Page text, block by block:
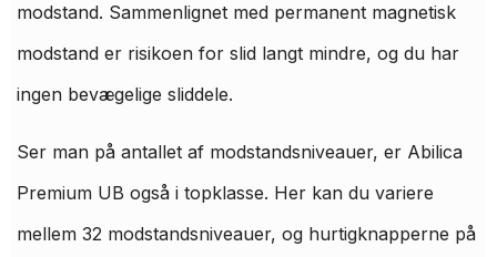
modstand. Sammenlignet med permanent magnetisk
modstand er risikoen for slid langt mindre, og du har
ingen bevægelige sliddele.
Ser man på antallet af modstandsniveauer, er Abilica
Premium UB også i topklasse. Her kan du variere
mellem 32 modstandsniveauer, og hurtigknapperne på